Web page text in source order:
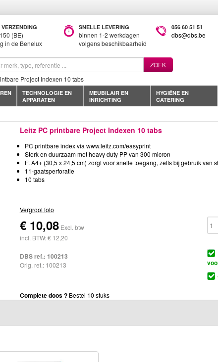
(BE)
in de Benelux
SNELLE LEVERING
binnen 1-2 werkdagen
volgens beschikbaarheid
056 60 51 51
dbs@dbs.be
ZOEK
Project Indexen 10 tabs
TECHNOLOGIE EN
APPARATEN
MEUBILAIR EN
INRICHTING
HYGIËNE EN
CATERING
Leitz PC printbare Project Indexen 10 tabs
PC printbare index via www.leitz.com/easyprint
Sterk en duurzaam met heavy duty PP van 300 micron
Ft A4+ (30,5 x 24,5 cm) zorgt voor snelle toegang, zelfs bij gebruik van
11-gaatsperforatie
10 tabs
Vergroot foto
€ 10,08Excl. btw
incl. BTW: € 12,20
DBS ref.: 100213
Orig. ref.: 100213
Complete doos ?Bestel 10 stuks